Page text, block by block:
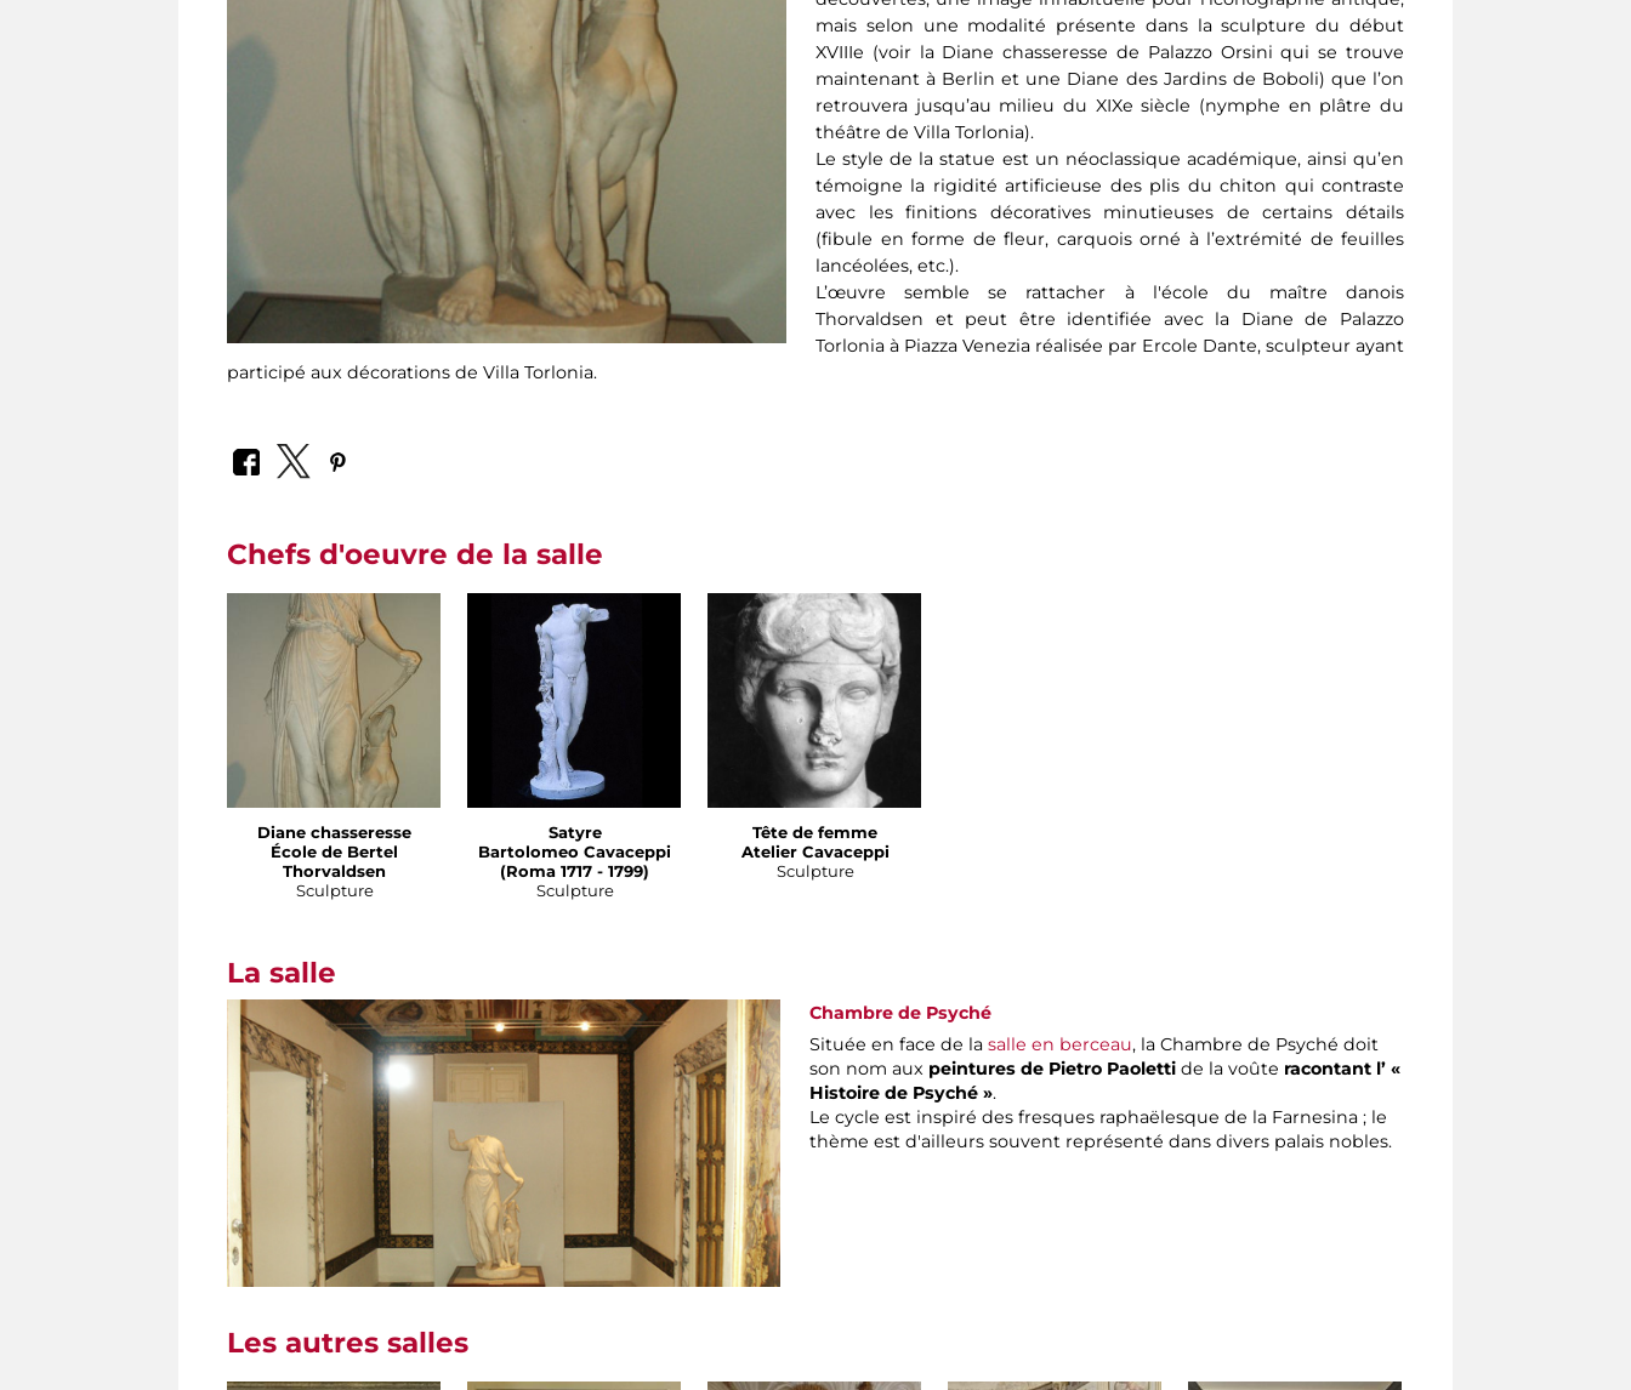
mais selon une modalité présente dans la sculpture du début
XVIIIe (voir la Diane chasseresse de Palazzo Orsini qui se trouve
maintenant à Berlin et une Diane des Jardins de Boboli) que l’on
retrouvera jusqu’au milieu du XIXe siècle (nymphe en plâtre du
théâtre de Villa Torlonia).
Le style de la statue est un néoclassique académique, ainsi qu’en
témoigne la rigidité artificieuse des plis du chiton qui contraste
avec les finitions décoratives minutieuses de certains détails
(fibule en forme de fleur, carquois orné à l’extrémité de feuilles
lancéolées, etc.).
L’œuvre semble se rattacher à l'école du maître danois
Thorvaldsen et peut être identifiée avec la Diane de Palazzo
Torlonia à Piazza Venezia réalisée par Ercole Dante, sculpteur ayant
participé aux décorations de Villa Torlonia.
Chefs d'oeuvre de la salle
Diane chasseresse
École de Bertel
Thorvaldsen
Sculpture
Satyre
Bartolomeo Cavaceppi
(Roma 1717 - 1799)
Sculpture
Tête de femme
Atelier Cavaceppi
Sculpture
La salle
Chambre de Psyché
Située en face de la salle en berceau, la Chambre de Psyché doit
son nom aux peintures de Pietro Paoletti de la voûte racontant l’ «
Histoire de Psyché ».
Le cycle est inspiré des fresques raphaëlesque de la Farnesina ; le
thème est d'ailleurs souvent représenté dans divers palais nobles.
Les autres salles